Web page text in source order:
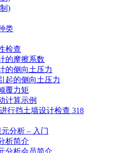
)
类
检查
的摩擦系数
的侧向土压力
起的侧向土压力
覆力矩
计算示例
行挡土墙设计检查 318
分析 – 入门
析简介
分析会员简介